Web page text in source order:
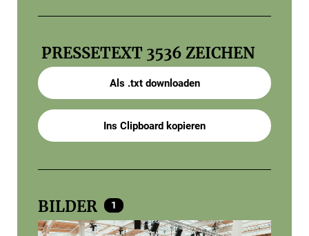
PRESSETEXT 3536 ZEICHEN
Als .txt downloaden
Ins Clipboard kopieren
BILDER 1